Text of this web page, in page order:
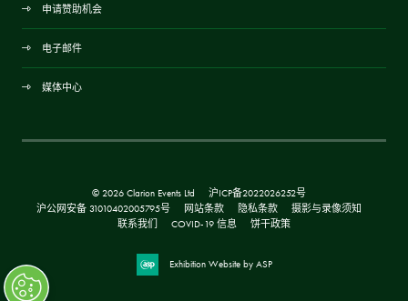
申请赞助机会
电子邮件
媒体中心
© 2026 Clarion Events Ltd
沪ICP备2022026252号
沪公网安备 31010402005795号
网站条款 隐私条款
摄影与录像须知
联系我们
COVID-19 信息 饼干政策
Exhibition Website by ASP